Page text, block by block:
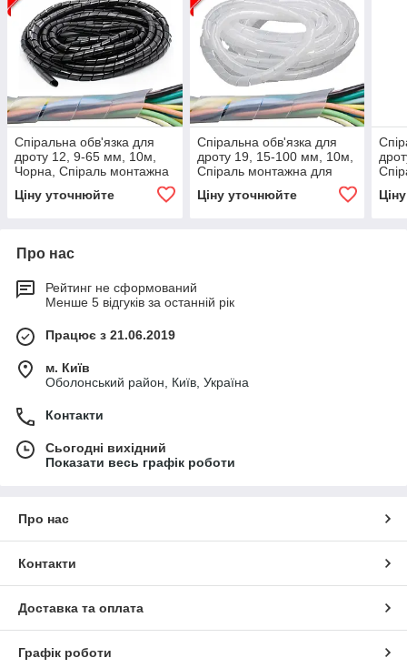
Спіральна обв'язка для
дроту 12, 9-65 мм, 10м,
Чорна, Спіраль монтажна
Ціну уточнюйте
Спіральна обв'язка для
дроту 19, 15-100 мм, 10м,
Спіраль монтажна для
Ціну уточнюйте
Про нас
Рейтинг не сформований
Менше 5 відгуків за останній рік
Працює з 21.06.2019
м. Київ
Оболонський район, Київ, Україна
Контакти
Сьогодні вихідний
Показати весь графік роботи
Про нас
Контакти
Доставка та оплата
Графік роботи